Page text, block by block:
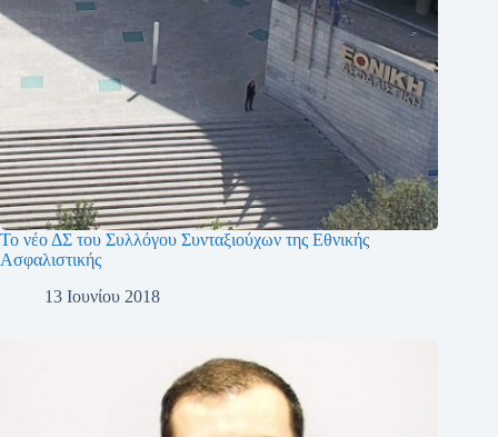
Το νέο ΔΣ του Συλλόγου Συνταξιούχων της Εθνικής
Ασφαλιστικής
13 Ιουνίου 2018